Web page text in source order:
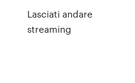
Lasciati andare
streaming